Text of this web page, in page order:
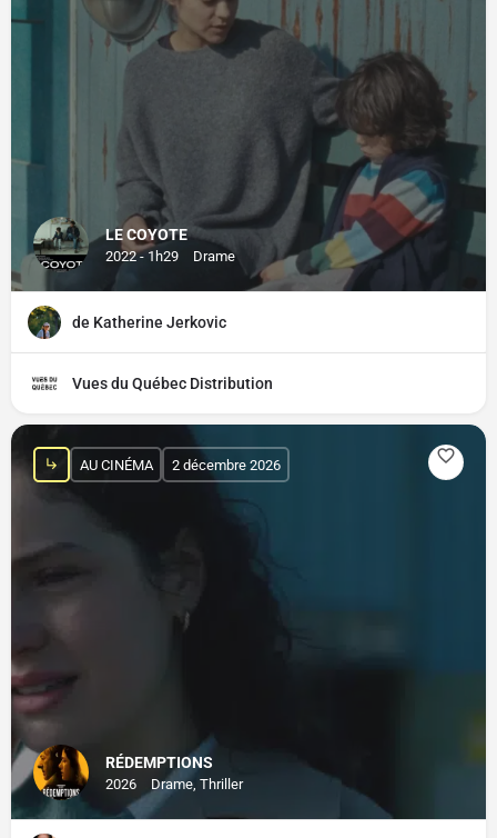
LE COYOTE
2022 - 1h29 Drame
de Katherine Jerkovic
Vues du Québec Distribution
RÉDEMPTIONS
2026 Drame, Thriller
AU CINÉMA 2 décembre 2026